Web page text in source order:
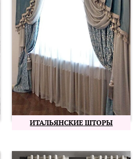
ИТАЛЬЯНСКИЕ ШТОРЫ